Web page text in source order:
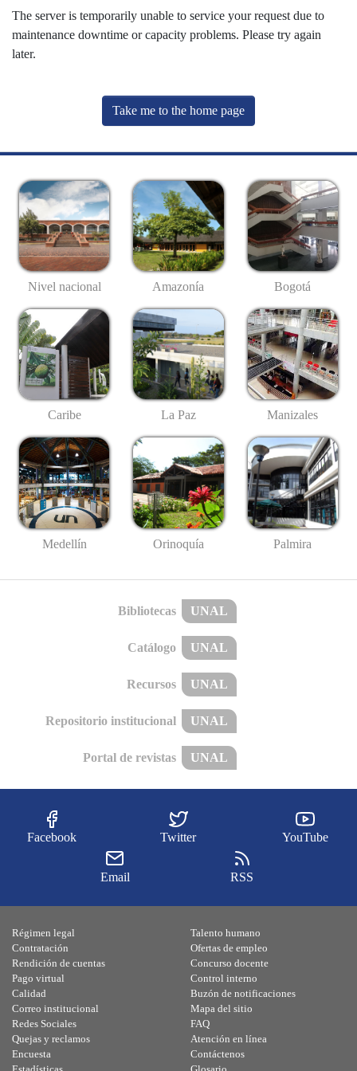
The server is temporarily unable to service your request due to
maintenance downtime or capacity problems. Please try again
later.
Take me to the home page
Nivel nacional Amazonía Bogotá
Caribe La Paz Manizales
Medellín Orinoquía Palmira
Bibliotecas UNAL
Catálogo UNAL
Recursos UNAL
Repositorio institucional UNAL
Portal de revistas UNAL
Facebook Twitter YouTube
Email RSS
Régimen legal
Contratación
Rendición de cuentas
Pago virtual
Calidad
Talento humano
Ofertas de empleo
Concurso docente
Control interno
Buzón de notificaciones
Correo institucional
Redes Sociales
Quejas y reclamos
Encuesta
Mapa del sitio
FAQ
Atención en línea
Contáctenos